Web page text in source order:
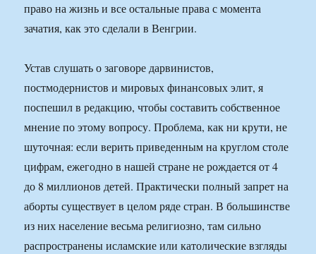
право на жизнь и все остальные права с момента
зачатия, как это сделали в Венгрии.
Устав слушать о заговоре дарвинистов,
постмодернистов и мировых финансовых элит, я
поспешил в редакцию, чтобы составить собственное
мнение по этому вопросу. Проблема, как ни крути, не
шуточная: если верить приведенным на круглом столе
цифрам, ежегодно в нашей стране не рождается от 4
до 8 миллионов детей. Практически полный запрет на
аборты существует в целом ряде стран. В большинстве
из них население весьма религиозно, там сильно
распространены исламские или католические взгляды